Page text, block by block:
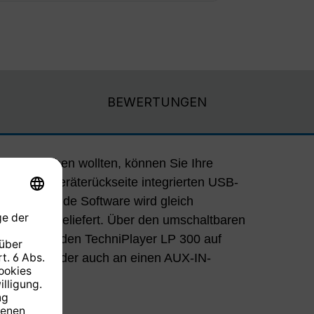
BEWERTUNGEN